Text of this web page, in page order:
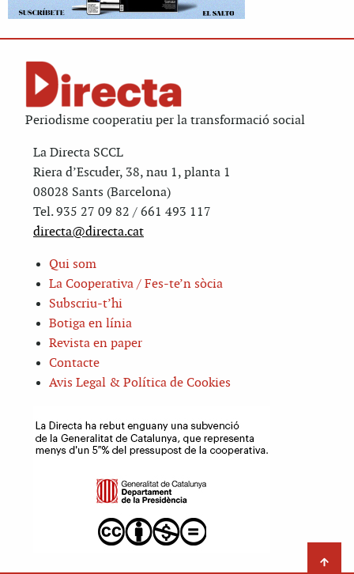
Periodisme cooperatiu per la transformació social
La Directa SCCL
Riera d’Escuder, 38, nau 1, planta 1
08028 Sants (Barcelona)
Tel. 935 27 09 82 / 661 493 117
directa@directa.cat
Qui som
La Cooperativa / Fes-te’n sòcia
Subscriu-t’hi
Botiga en línia
Revista en paper
Contacte
Avis Legal & Política de Cookies